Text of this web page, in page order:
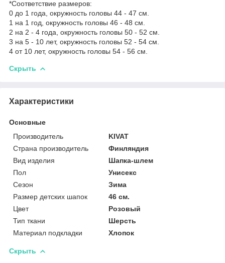
*Соответствие размеров:
0 до 1 года, окружность головы 44 - 47 см.
1 на 1 год, окружность головы 46 - 48 см.
2 на 2 - 4 года, окружность головы 50 - 52 см.
3 на 5 - 10 лет, окружность головы 52 - 54 см.
4 от 10 лет, окружность головы 54 - 56 см.
Скрыть
Характеристики
Основные
Производитель
KIVAT
Страна производитель
Финляндия
Вид изделия
Шапка-шлем
Пол
Унисекс
Сезон
Зима
Размер детских шапок
46 см.
Цвет
Розовый
Тип ткани
Шерсть
Материал подкладки
Хлопок
Скрыть